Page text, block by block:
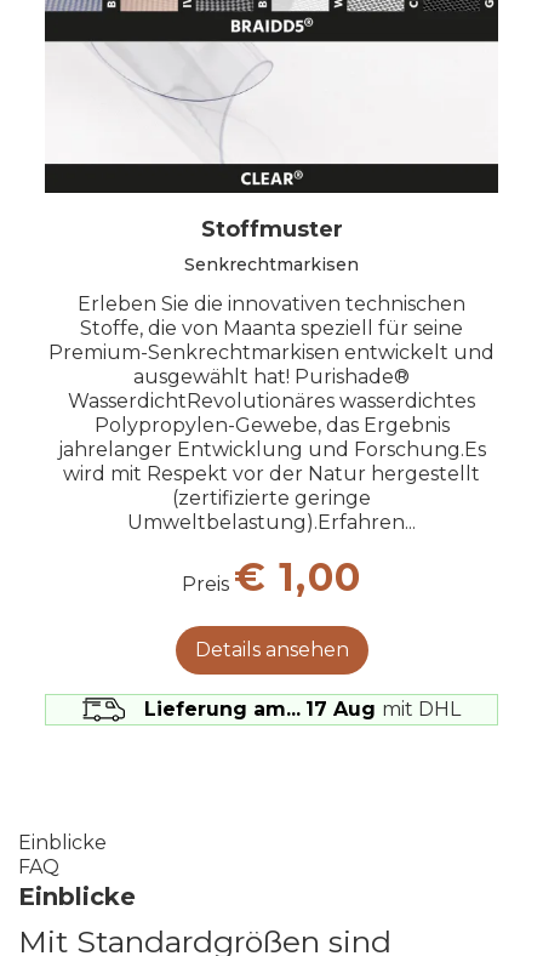
Stoffmuster
Senkrechtmarkisen
Erleben Sie die innovativen technischen
Stoffe, die von Maanta speziell für seine
Premium-Senkrechtmarkisen entwickelt und
ausgewählt hat! Purishade®
WasserdichtRevolutionäres wasserdichtes
Polypropylen-Gewebe, das Ergebnis
jahrelanger Entwicklung und Forschung.Es
wird mit Respekt vor der Natur hergestellt
(zertifizierte geringe
Umweltbelastung).Erfahren...
Preis € 1,00
Details ansehen
Lieferung am... 17 Aug mit DHL
Einblicke
FAQ
Einblicke
Mit Standardgrößen sind